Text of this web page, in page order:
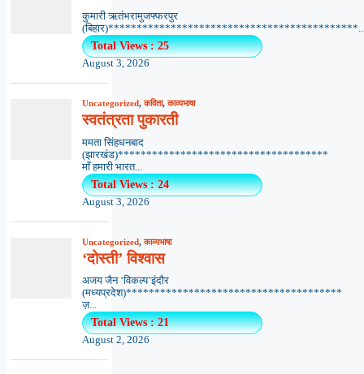
कुमारी ऋतंभरामुजफ्फरपुर
Total Views : 25
August 3, 2026
Uncategorized,कविता,काव्यभाषा
स्वतंत्रता पुकारती
ममता सिंहधनबाद
(झारखंड)*************************************
माँ हमारी भारत...
Total Views : 24
August 3, 2026
Uncategorized,काव्यभाषा
‘दोस्ती’ विश्वास
अजय जैन ‘विकल्प’इंदौर
(मध्यप्रदेश)**************************************
ज़...
Total Views : 21
August 2, 2026